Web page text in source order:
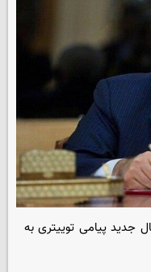
جدید پیامی توییتری به